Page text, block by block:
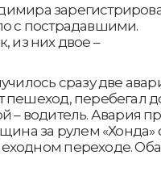
с пострадавшими.
из них двое –
сразу две
перебегал
– водитель. Авария
за рулем «Хонда»
переходе.